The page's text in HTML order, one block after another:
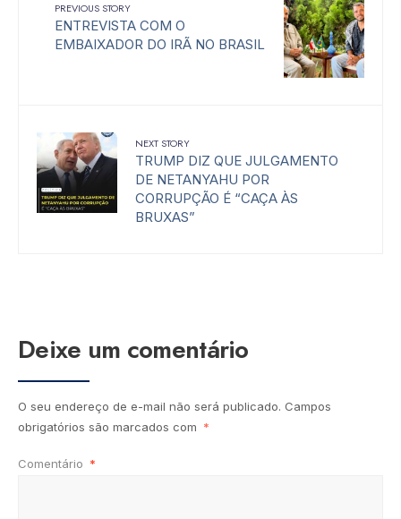
PREVIOUS STORY
ENTREVISTA COM O
EMBAIXADOR DO IRÃ NO BRASIL
NEXT STORY
TRUMP DIZ QUE JULGAMENTO
DE NETANYAHU POR
CORRUPÇÃO É “CAÇA ÀS
BRUXAS”
Deixe um comentário
O seu endereço de e-mail não será publicado. Campos
obrigatórios são marcados com *
Comentário *